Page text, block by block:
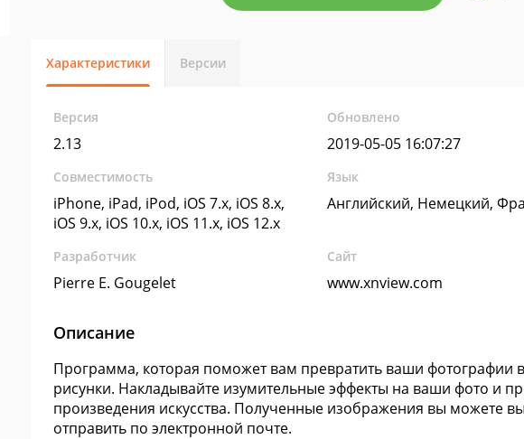
Характеристики Версии
Версия
2.13
Обновлено
2019-05-05 16:07:27
Совместимость
iPhone, iPad, iPod, iOS 7.x, iOS 8.x,
iOS 9.x, iOS 10.x, iOS 11.x, iOS 12.x
Язык
Английский, Немецкий,
Разработчик
Pierre E. Gougelet
Сайт
www.xnview.com
Описание
Программа, которая поможет вам превратить ваши фотографии
рисунки. Накладывайте изумительные эффекты на ваши фото и
произведения искусства. Полученные изображения вы можете
отправить по электронной почте.